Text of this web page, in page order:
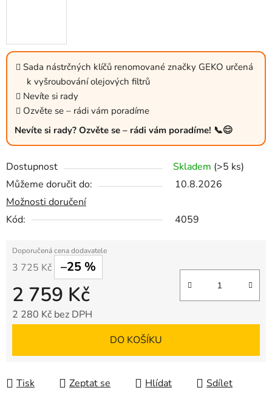
Sada nástrčných klíčů renomované značky GEKO určená
k vyšroubování olejových filtrů
Nevíte si rady
Ozvěte se – rádi vám poradíme
Nevíte si rady? Ozvěte se – rádi vám poradíme! 📞😊
Dostupnost Skladem (>5 ks)
Můžeme doručit do:
10.8.2026
Možnosti doručení
Kód:
4059
3 725 Kč –25 %
2 759 Kč
2 280 Kč bez DPH
DO KOŠÍKU
Tisk Zeptat se Hlídat Sdílet